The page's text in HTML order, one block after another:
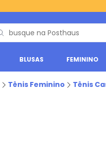
BLUSAS FEMININO
Tênis Feminino Tênis